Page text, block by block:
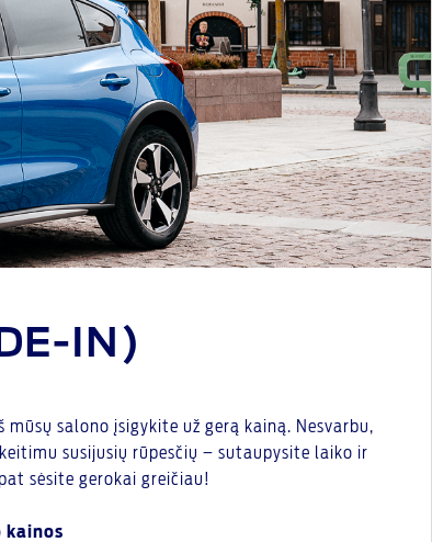
IN)
salono įsigykite už gerą kainą. Nesvarbu,
susijusių rūpesčių – sutaupysite laiko ir
sėsite gerokai greičiau!
kainos